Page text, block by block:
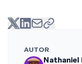
AUTOR
Nathaniel